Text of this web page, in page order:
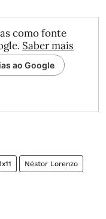
como fonte
Saber mais
ao Google
Néstor Lorenzo